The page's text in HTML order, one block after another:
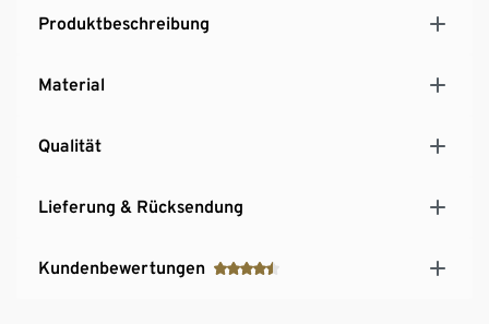
Produktbeschreibung
Material
Qualität
Lieferung & Rücksendung
Kundenbewertungen